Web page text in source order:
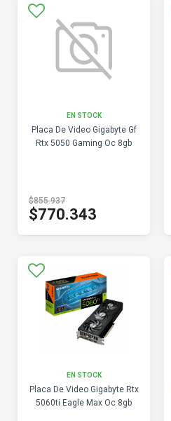
EN STOCK
Placa De Video Gigabyte Gf
Rtx 5050 Gaming Oc 8gb
$855.937
$770.343
EN STOCK
Placa De Video Gigabyte Rtx
5060ti Eagle Max Oc 8gb